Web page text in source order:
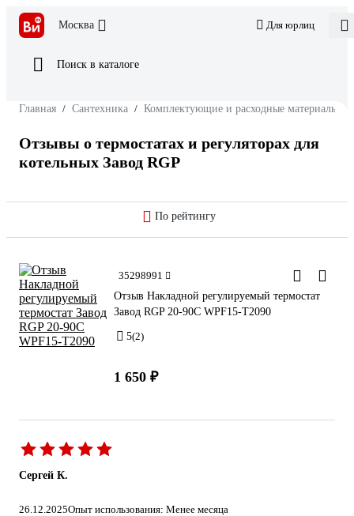
Москва Для юрлиц
Поиск в каталоге
Главная / Сантехника / Комплектующие и расходные материалы
Отзывы о термостатах и регуляторах для
котельных Завод RGP
По рейтингу
35298991
Отзыв Накладной регулируемый термостат
Завод RGP 20-90C WPF15-T2090
5(2)
1 650 ₽
Сергей К.
26.12.2025Опыт использования: Менее месяца